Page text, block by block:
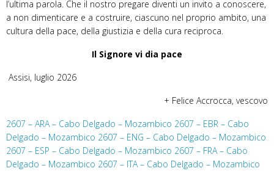
l’ultima parola. Che il nostro pregare diventi un invito a conoscere,
a non dimenticare e a costruire, ciascuno nel proprio ambito, una
cultura della pace, della giustizia e della cura reciproca.
Il Signore vi dia pace
Assisi, luglio 2026
+ Felice Accrocca, vescovo
2607 – ARA – Cabo Delgado – Mozambico 2607 – EBR – Cabo
Delgado – Mozambico 2607 – ENG – Cabo Delgado – Mozambico
2607 – ESP – Cabo Delgado – Mozambico 2607 – FRA – Cabo
Delgado – Mozambico 2607 – ITA – Cabo Delgado – Mozambico